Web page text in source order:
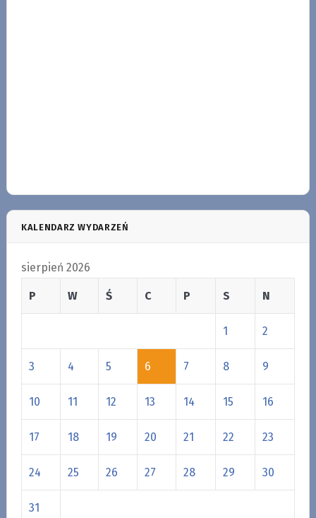
KALENDARZ WYDARZEŃ
sierpień 2026
P W Ś C P S N
1 2
3 4 5 6 7 8 9
10 11 12 13 14 15 16
17 18 19 20 21 22 23
24 25 26 27 28 29 30
31